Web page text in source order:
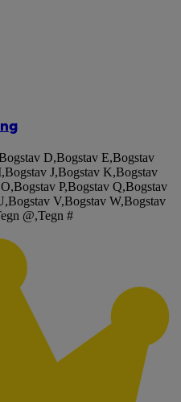
D,Bogstav E,Bogstav
,Bogstav J,Bogstav K,Bogstav
,Bogstav P,Bogstav Q,Bogstav
,Bogstav V,Bogstav W,Bogstav
@,Tegn #